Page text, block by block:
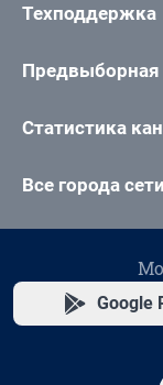
Техподдержка
Предвыборная
Статистика
Все города сети
Google